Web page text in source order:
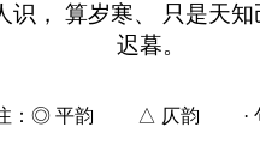
识， 算岁寒、 只是天
迟暮。
：◎ 平韵 △ 仄韵 ·